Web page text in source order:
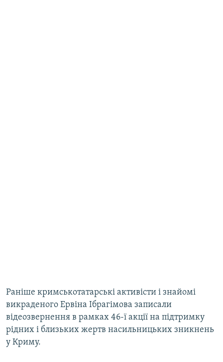
Раніше кримськотатарські активісти і знайомі
викраденого Ервіна Ібрагімова записали
відеозвернення в рамках 46-ї акції на підтримку
рідних і близьких жертв насильницьких зникнень
у Криму.